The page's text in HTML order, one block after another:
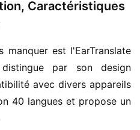
Caractéristiques
est l'EarTranslate
par son design
avec divers appareils
40 langues et propose un